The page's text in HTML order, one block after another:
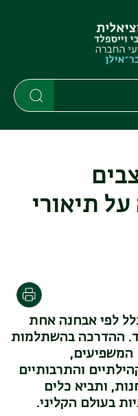
תיאורי
לפי אבחנה אחת
ההדרכה בהשתלמות
המשפיעים,
והתרבותיים
ותביא כלים
בעולם הקליני.